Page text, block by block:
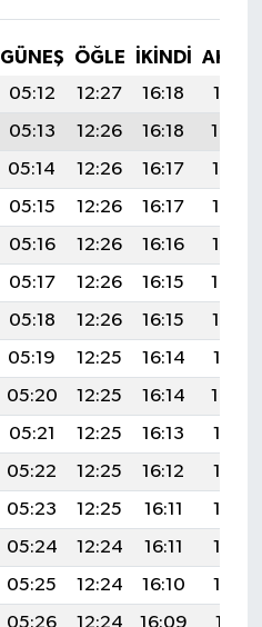
GÜNEŞ ÖĞLE İKINDI
05:12 12:27 16:18
19:31
05:13 12:26 16:18
19:30
05:14 12:26 16:17
19:28
05:15 12:26 16:17
19:27
05:16 12:26 16:16
19:26
05:17 12:26 16:15
19:24
05:18 12:26 16:15
19:23
05:19 12:25 16:14
19:21
05:20 12:25 16:14
19:20
05:21 12:25 16:13
19:19
05:22 12:25 16:12
19:17
05:23 12:25 16:11
19:16
05:24 12:24 16:11
19:14
05:25 12:24 16:10
19:13